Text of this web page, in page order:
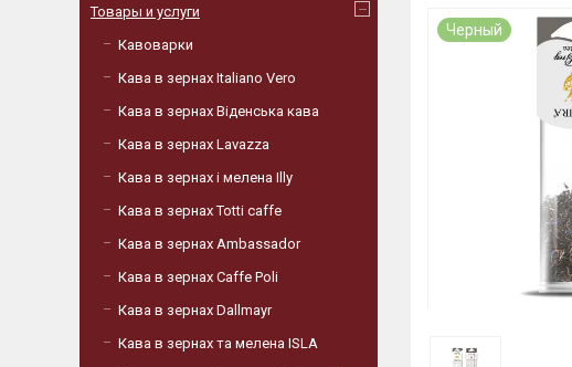
Черный
Товары и услуги
Кавоварки
Кава в зернах Italiano Vero
Кава в зернах Віденська кава
Кава в зернах Lavazza
Кава в зернах і мелена Illy
Кава в зернах Totti caffe
Кава в зернах Ambassador
Кава в зернах Caffe Poli
Кава в зернах Dallmayr
Кава в зернах та мелена ISLA